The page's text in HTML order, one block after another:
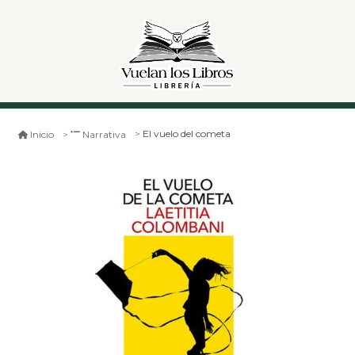
Inicio Narrativa El vuelo del cometa